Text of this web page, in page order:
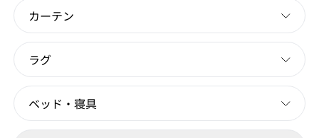
カーテン
ラグ
ベッド・寝具